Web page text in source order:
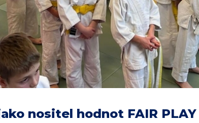
nositel hodnot FAIR PLAY